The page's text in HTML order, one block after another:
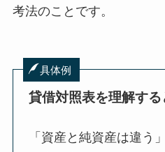
考法のことです。
具体例
貸借対照表を理解す
「資産と純資産は違う